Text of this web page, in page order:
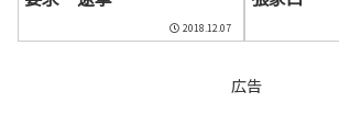
2018.12.07
広告